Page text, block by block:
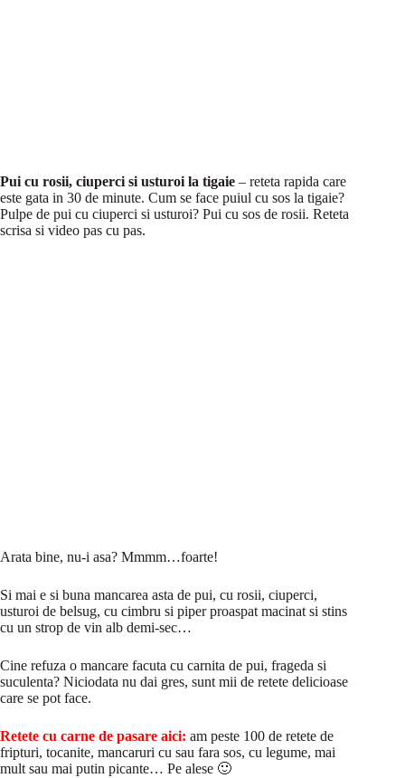
Pui cu rosii, ciuperci si usturoi la tigaie – reteta rapida care
este gata in 30 de minute. Cum se face puiul cu sos la tigaie?
Pulpe de pui cu ciuperci si usturoi? Pui cu sos de rosii. Reteta
scrisa si video pas cu pas.
Arata bine, nu-i asa? Mmmm…foarte!
Si mai e si buna mancarea asta de pui, cu rosii, ciuperci,
usturoi de belsug, cu cimbru si piper proaspat macinat si stins
cu un strop de vin alb demi-sec…
Cine refuza o mancare facuta cu carnita de pui, frageda si
suculenta? Niciodata nu dai gres, sunt mii de retete delicioase
care se pot face.
Retete cu carne de pasare aici: am peste 100 de retete de
fripturi, tocanite, mancaruri cu sau fara sos, cu legume, mai
mult sau mai putin picante… Pe alese 🙂